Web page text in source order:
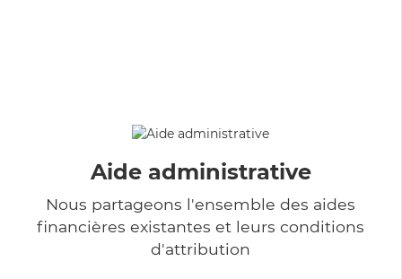
Aide administrative
Nous partageons l'ensemble des aides
financières existantes et leurs conditions
d'attribution